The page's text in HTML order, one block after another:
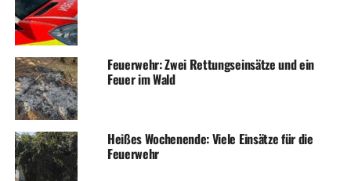
Feuerwehr: Zwei Rettungseinsätze und ein
Feuer im Wald
Heißes Wochenende: Viele Einsätze für die
Feuerwehr